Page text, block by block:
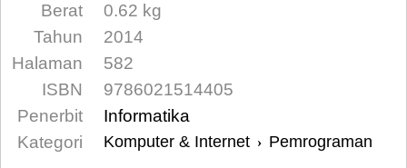
Berat
0.62 kg
Tahun
2014
Halaman
582
ISBN
9786021514405
Penerbit
Informatika
Kategori
Komputer & Internet › Pemrograman